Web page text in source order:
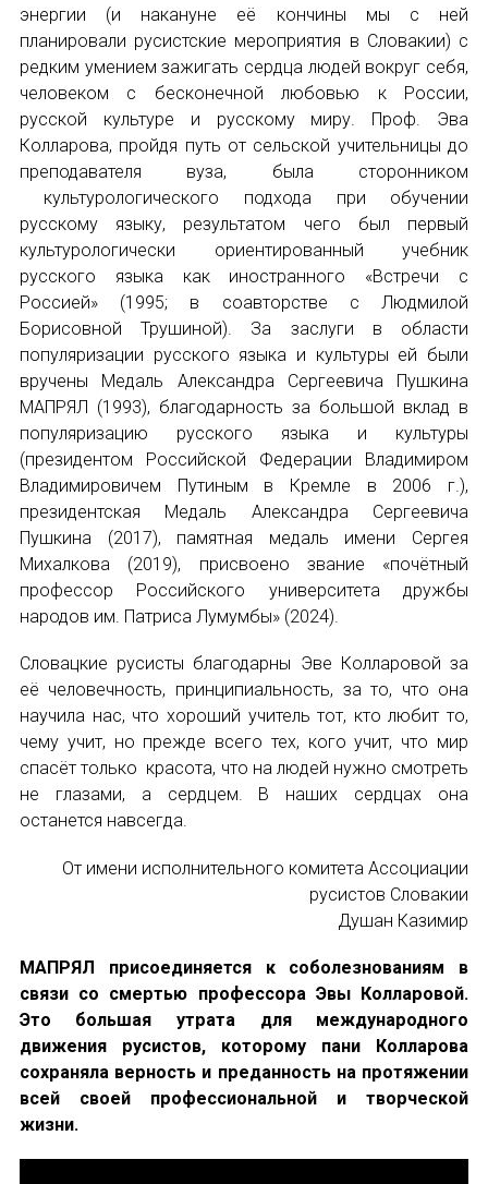
МЕРОПРИЯТИЯ
Мероприятия МАПРЯЛ на 2026 год
50 лет МАПРЯЛ
Архив мероприятий
НОВОСТИ
КОНГРЕССЫ
XIII КОНГРЕСС МАПРЯЛ
XIV КОНГРЕСС МАПРЯЛ
XV КОНГРЕСС МАПРЯЛ
XVI КОНГРЕСС МАПРЯЛ
РУССКИЙ ЯЗЫК В МИРЕ
ПРОЕКТЫ
Научно-практические семинары по
Международная конференция по РКИ в
Международный форум TERRA RUSISTICA
Семинар в Абу-Даби: Русский язык и
Комплексное исследование
Международный форум TERRA RUSISTICA в
«Вопросы русского языка в юридических
Конференция по переводу в Малаге
«Дар речи: развитие языковой способности
Год Ф.М. Достоевского: обзор мероприятий
энергии (и накануне её кончины мы с ней
планировали русистские мероприятия в Словакии) с
редким умением зажигать сердца людей вокруг себя,
человеком с бесконечной любовью к России,
русской культуре и русскому миру. Проф. Эва
Колларова, пройдя путь от сельской учительницы до
преподавателя вуза, была сторонником
культурологического подхода при обучении
русскому языку, результатом чего был первый
культурологически ориентированный учебник
русского языка как иностранного «Встречи с
Россией» (1995; в соавторстве с Людмилой
Борисовной Трушиной). За заслуги в области
популяризации русского языка и культуры ей были
вручены Медаль Александра Сергеевича Пушкина
МАПРЯЛ (1993), благодарность за большой вклад в
популяризацию русского языка и культуры
(президентом Российской Федерации Владимиром
Владимировичем Путиным в Кремле в 2006 г.),
президентская Медаль Александра Сергеевича
Пушкина (2017), памятная медаль имени Сергея
Михалкова (2019), присвоено звание «почётный
профессор Российского университета дружбы
народов им. Патриса Лумумбы» (2024).
Словацкие русисты благодарны Эве Колларовой за
её человечность, принципиальность, за то, что она
научила нас, что хороший учитель тот, кто любит то,
чему учит, но прежде всего тех, кого учит, что мир
спасёт только красота, что на людей нужно смотреть
не глазами, а сердцем. В наших сердцах она
останется навсегда.
От имени исполнительного комитета Ассоциации
русистов Словакии
Душан Казимир
МАПРЯЛ присоединяется к соболезнованиям в
связи со смертью профессора Эвы Колларовой.
Это большая утрата для международного
движения русистов, которому пани Колларова
сохраняла верность и преданность на протяжении
всей своей профессиональной и творческой
жизни.
ИМЯ
СООБЩЕНИЕ
E-MAIL